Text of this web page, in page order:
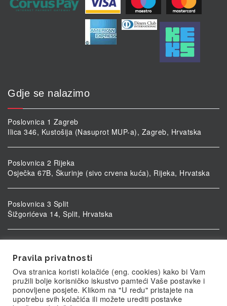
Gdje se nalazimo
Poslovnica 1 Zagreb
Ilica 346, Kustošija (Nasuprot MUP-a), Zagreb, Hrvatska
Poslovnica 2 Rijeka
Osječka 67B, Škurinje (sivo crvena kuća), Rijeka, Hrvatska
Poslovnica 3 Split
Šižgorićeva 14, Split, Hrvatska
Ulica kardinala Alojzija Stepinca 5, Vukovar, Hrvatska
Pravila privatnosti
Ova stranica koristi kolačiće (eng. cookies) kako bi Vam
pružili bolje korisničko iskustvo pamteći Vaše postavke i
ponovljene posjete. Klikom na "U redu" pristajete na
upotrebu svih kolačića ili možete urediti postavke